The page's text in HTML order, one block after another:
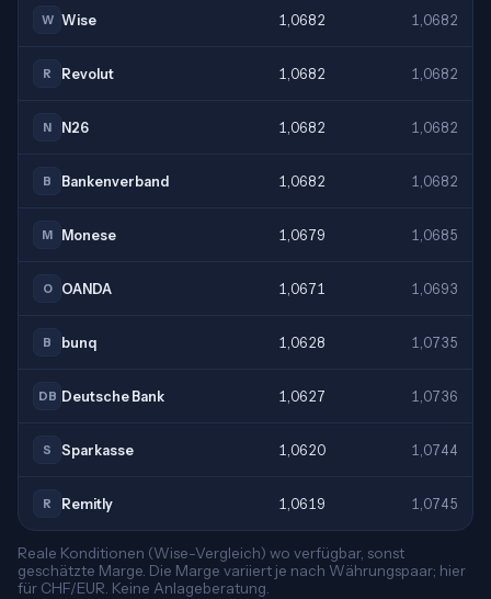
W Wise 1,0682 1,0682
R Revolut 1,0682 1,0682
N N26 1,0682 1,0682
B Bankenverband 1,0682 1,0682
M Monese 1,0679 1,0685
O OANDA 1,0671 1,0693
B bunq 1,0628 1,0735
DB Deutsche Bank 1,0627 1,0736
S Sparkasse 1,0620 1,0744
R Remitly 1,0619 1,0745
Reale Konditionen (Wise-Vergleich) wo verfügbar, sonst
geschätzte Marge. Die Marge variiert je nach Währungspaar; hier
für CHF/EUR. Keine Anlageberatung.